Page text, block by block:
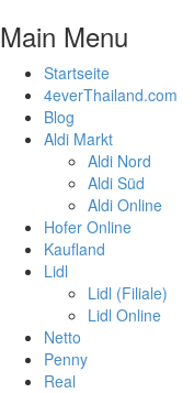
Main Menu
Startseite
4everThailand.com
Blog
Aldi Markt
Aldi Nord
Aldi Süd
Aldi Online
Hofer Online
Kaufland
Lidl
Lidl (Filiale)
Lidl Online
Netto
Penny
Real